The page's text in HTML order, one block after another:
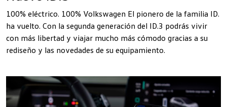
100% eléctrico. 100% Volkswagen El pionero de la familia ID.
ha vuelto. Con la segunda generación del ID.3 podrás vivir
con más libertad y viajar mucho más cómodo gracias a su
rediseño y las novedades de su equipamiento.